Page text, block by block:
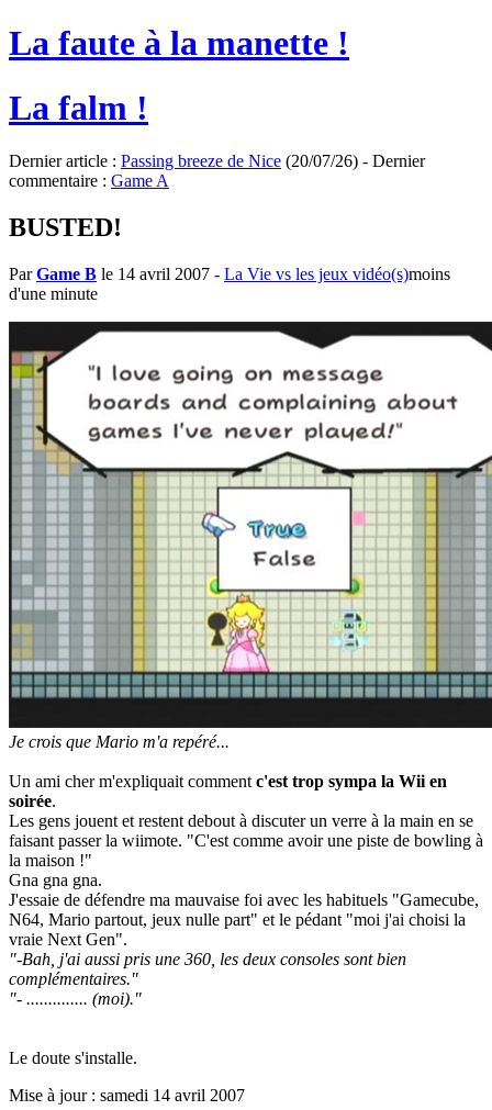
La faute à la manette !
La falm !
Dernier article : Passing breeze de Nice (20/07/26) - Dernier
commentaire : Game A
BUSTED!
ParGame B le 14 avril 2007 - La Vie vs les jeux vidéo(s)moins
d'une minute
Je crois que Mario m'a repéré...
Un ami cher m'expliquait comment c'est trop sympa la Wii en
soirée.
Les gens jouent et restent debout à discuter un verre à la main en se
faisant passer la wiimote. "C'est comme avoir une piste de bowling à
la maison !"
Gna gna gna.
J'essaie de défendre ma mauvaise foi avec les habituels "Gamecube,
N64, Mario partout, jeux nulle part" et le pédant "moi j'ai choisi la
vraie Next Gen".
"-Bah, j'ai aussi pris une 360, les deux consoles sont bien
complémentaires."
"- .............. (moi)."
Le doute s'installe.
Mise à jour : samedi 14 avril 2007